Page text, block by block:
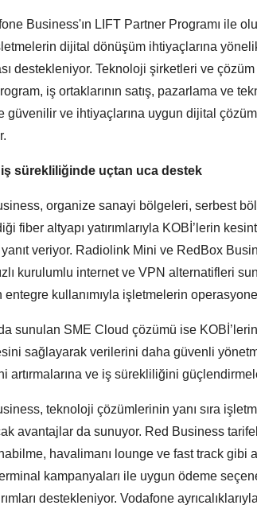
Business'ın LIFT Partner Programı ile
dijital dönüşüm ihtiyaçlarına
destekleniyor. Teknoloji şirketleri ve çözüm
iş ortaklarının satış, pazarlama ve
güvenilir ve ihtiyaçlarına uygun dijital
iş sürekliliğinde uçtan uca destek
organize sanayi bölgeleri, serbest
fiber altyapı yatırımlarıyla KOBİ’lerin
yanıt veriyor. Radiolink Mini ve RedBox
kurulumlu internet ve VPN alternatifleri
entegre kullanımıyla işletmelerin
sunulan SME Cloud çözümü ise
sağlayarak verilerini daha güvenli
artırmalarına ve iş sürekliliğini
teknoloji çözümlerinin yanı sıra
avantajlar da sunuyor. Red Business
havalimanı lounge ve fast track gibi
kampanyaları ile uygun ödeme
destekleniyor. Vodafone